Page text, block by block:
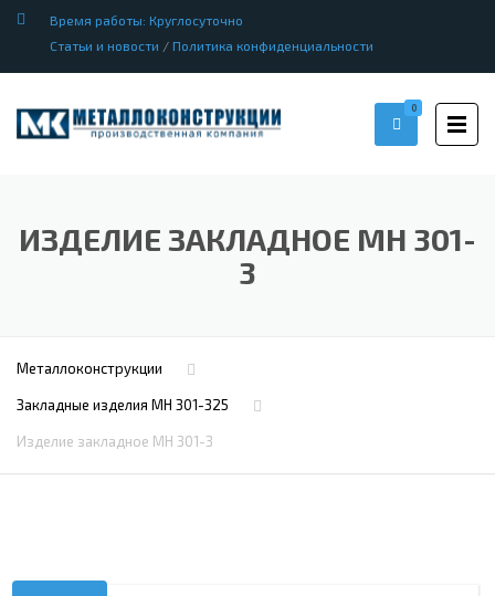
Время работы: Круглосуточно
Статьи и новости / Политика конфиденциальности
0
ИЗДЕЛИЕ ЗАКЛАДНОЕ МН 301-
3
Металлоконструкции
Закладные изделия МН 301-325
Изделие закладное МН 301-3